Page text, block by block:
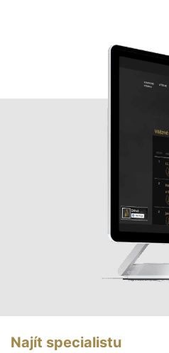
Najít specialistu